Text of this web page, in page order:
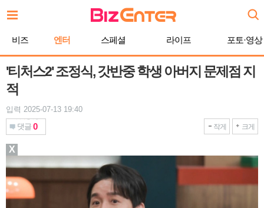
문
비즈 엔터 스페셜 라이프 포토·영상
'티처스2' 조정식, 갓반중 학생 아버지 문제점 지
적
입력 2025-07-13 19:40
댓글 0 작게 크게
X